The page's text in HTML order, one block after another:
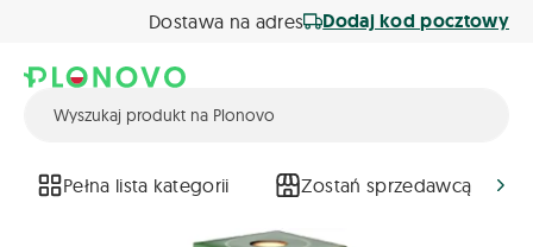
Dostawa na adres Dodaj kod pocztowy
Pełna lista kategorii Zostań sprzedawcą